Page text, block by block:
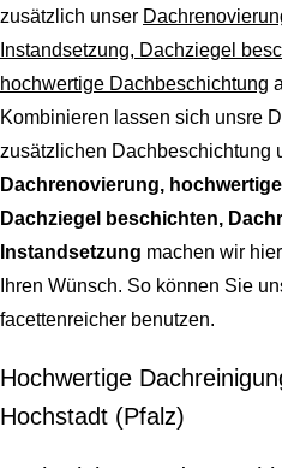
zusätzlich unser
Instandsetzung, Dachziegel
hochwertige Dachbeschichtung
Kombinieren lassen sich unsre
zusätzlichen Dachbeschichtung
Dachrenovierung,
Dachziegel beschichten,
Instandsetzung machen wir
Ihren Wünsch. So können Sie
facettenreicher benutzen.
Hochwertige
Hochstadt (Pfalz)